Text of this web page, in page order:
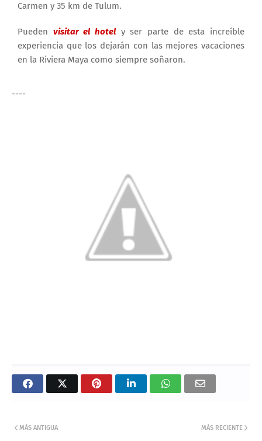
Carmen y 35 km de Tulum.
Pueden visitar el hotel y ser parte de esta increíble
experiencia que los dejarán con las mejores vacaciones
en la Riviera Maya como siempre soñaron.
----
MÁS RECIENTE
MÁS ANTIGUA